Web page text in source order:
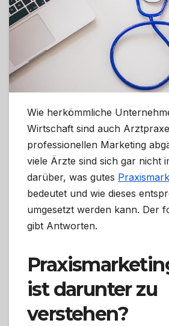
Wie herkömmliche
Wirtschaft sind auch
professionellen Marketing
viele Ärzte sind sich gar nicht
darüber, was gutes
bedeutet und wie dieses
umgesetzt werden kann. Der
gibt Antworten.
ist darunter zu
verstehen?